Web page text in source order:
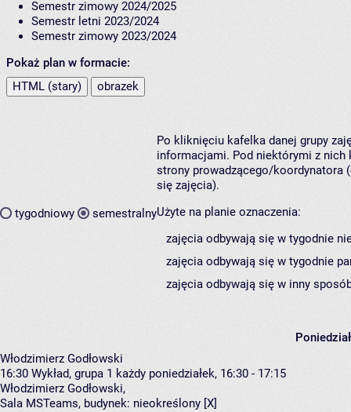
Semestr zimowy 2024/2025
Semestr letni 2023/2024
Semestr zimowy 2023/2024
Pokaż plan w formacie:
HTML (stary)
obrazek
tygodniowy semestralny
Po kliknięciu kafelka danej grupy
informacjami. Pod niektórymi z nich
strony prowadzącego/koordynatora
się zajęcia).
Użyte na planie oznaczenia:
zajęcia odbywają się w tygodnie
zajęcia odbywają się w tygodnie
zajęcia odbywają się w inny
Włodzimierz Godłowski
16:30 Wykład, grupa 1 każdy poniedziałek, 16:30 - 17:15
Włodzimierz Godłowski,
Sala MSTeams, budynek: nieokreślony [X]